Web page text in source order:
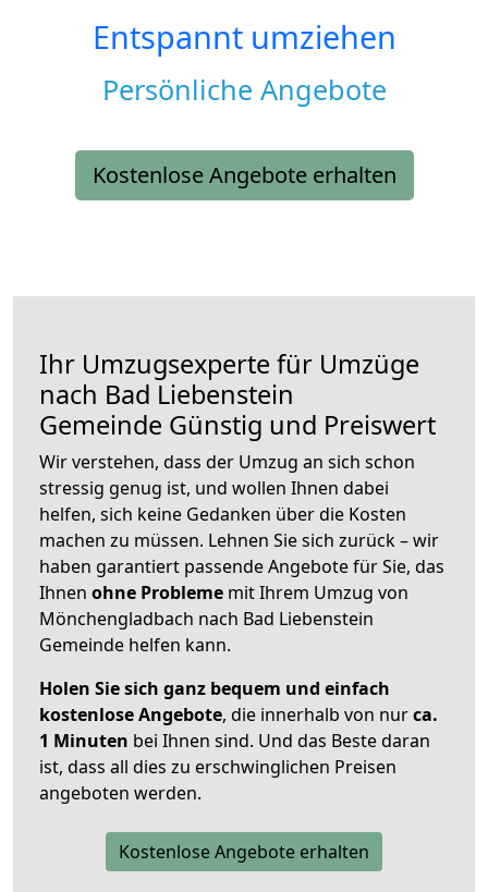
Entspannt umziehen
Persönliche Angebote
Kostenlose Angebote erhalten
Ihr Umzugsexperte für Umzüge
nach Bad Liebenstein
Gemeinde Günstig und Preiswert
Wir verstehen, dass der Umzug an sich schon
stressig genug ist, und wollen Ihnen dabei
helfen, sich keine Gedanken über die Kosten
machen zu müssen. Lehnen Sie sich zurück – wir
haben garantiert passende Angebote für Sie, das
Ihnen ohne Probleme mit Ihrem Umzug von
Mönchengladbach nach Bad Liebenstein
Gemeinde helfen kann.
Holen Sie sich ganz bequem und einfach
kostenlose Angebote, die innerhalb von nurca.
1 Minuten bei Ihnen sind. Und das Beste daran
ist, dass all dies zu erschwinglichen Preisen
angeboten werden.
Kostenlose Angebote erhalten